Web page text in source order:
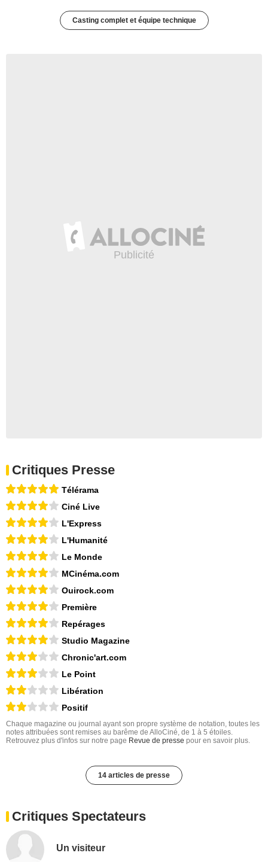
Casting complet et équipe technique
Critiques Presse
Télérama
Ciné Live
L'Express
L'Humanité
Le Monde
MCinéma.com
Ouirock.com
Première
Repérages
Studio Magazine
Chronic'art.com
Le Point
Libération
Positif
Chaque magazine ou journal ayant son propre système de notation, toutes les
notes attribuées sont remises au barême de AlloCiné, de 1 à 5 étoiles.
Retrouvez plus d'infos sur notre page Revue de presse pour en savoir plus.
14 articles de presse
Critiques Spectateurs
Un visiteur